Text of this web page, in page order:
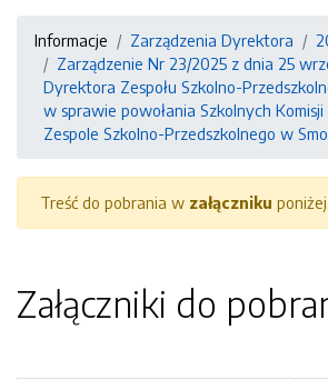
Informacje Zarządzenia Dyrektora
Zarządzenie Nr 23/2025 z dnia 25
Dyrektora Zespołu Szkolno-
w sprawie powołania Szkolnych
Zespole Szkolno-Przedszkolnego w
Treść do pobrania w załączniku poniżej.
Załączniki do